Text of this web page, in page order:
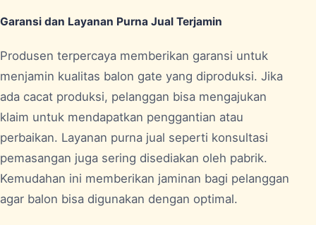
Garansi dan Layanan Purna Jual Terjamin
Produsen terpercaya memberikan garansi untuk
menjamin kualitas balon gate yang diproduksi. Jika
ada cacat produksi, pelanggan bisa mengajukan
klaim untuk mendapatkan penggantian atau
perbaikan. Layanan purna jual seperti konsultasi
pemasangan juga sering disediakan oleh pabrik.
Kemudahan ini memberikan jaminan bagi pelanggan
agar balon bisa digunakan dengan optimal.